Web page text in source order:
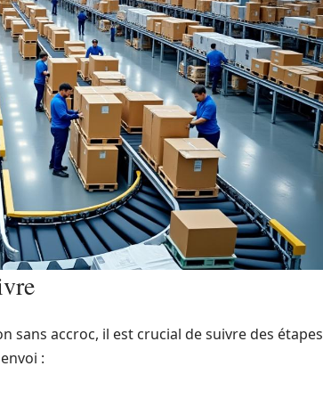
sans accroc, il est crucial de suivre des étapes
: